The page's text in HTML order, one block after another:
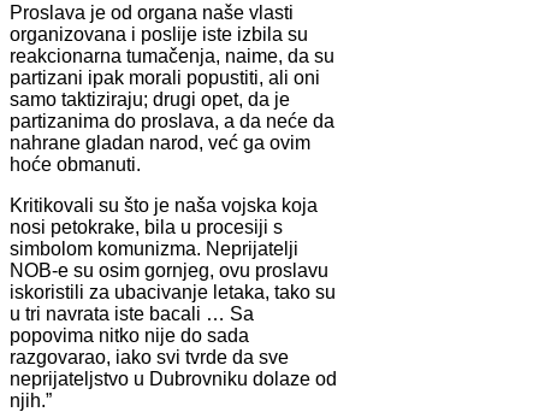
Proslava je od organa naše vlasti
organizovana i poslije iste izbila su
reakcionarna tumačenja, naime, da su
partizani ipak morali popustiti, ali oni
samo taktiziraju; drugi opet, da je
partizanima do proslava, a da neće da
nahrane gladan narod, već ga ovim
hoće obmanuti.
Kritikovali su što je naša vojska koja
nosi petokrake, bila u procesiji s
simbolom komunizma. Neprijatelji
NOB-e su osim gornjeg, ovu proslavu
iskoristili za ubacivanje letaka, tako su
u tri navrata iste bacali … Sa
popovima nitko nije do sada
razgovarao, iako svi tvrde da sve
neprijateljstvo u Dubrovniku dolaze od
njih.”